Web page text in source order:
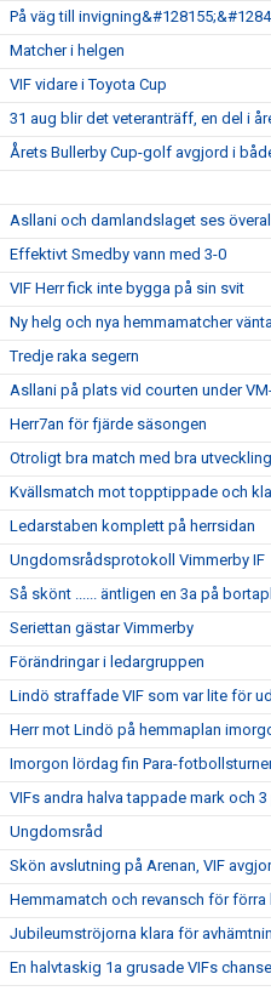
På väg till
Matcher i helgen
VIF vidare i Toyota Cup
31 aug blir det veteranträff, en del i
Årets Bullerby Cup-golf avgjord i
Asllani och damlandslaget ses
Effektivt Smedby vann med 3-0
VIF Herr fick inte bygga på sin svit
Ny helg och nya hemmamatcher
Tredje raka segern
Asllani på plats vid courten under
Herr7an för fjärde säsongen
Otroligt bra match med bra
Kvällsmatch mot topptippade och
Ledarstaben komplett på herrsidan
Ungdomsrådsprotokoll Vimmerby IF
Så skönt ...... äntligen en 3a på
Seriettan gästar Vimmerby
Förändringar i ledargruppen
Lindö straffade VIF som var lite för
Herr mot Lindö på hemmaplan
Imorgon lördag fin Para-
VIFs andra halva tappade mark och 3
Ungdomsråd
Skön avslutning på Arenan, VIF
Hemmamatch och revansch för förra
Jubileumströjorna klara för
En halvtaskig 1a grusade VIFs